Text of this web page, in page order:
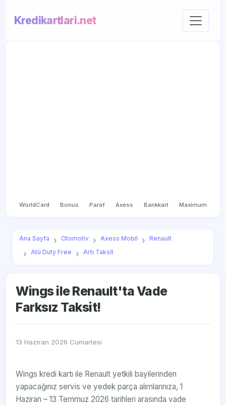
Kredikartlari.net
WorldCard Bonus Paraf Axess Bankkart Maximum
Ana Sayfa Otomotiv Axess Mobil
Renault
Atü Duty Free
Artı Taksit
Wings ile Renault'ta Vade
Farksız Taksit!
13 Haziran 2026 Cumartesi
Wings kredi kartı ile Renault yetkili bayilerinden
yapacağınız servis ve yedek parça alımlarınıza, 1
Haziran – 13 Temmuz 2026 tarihleri arasında vade